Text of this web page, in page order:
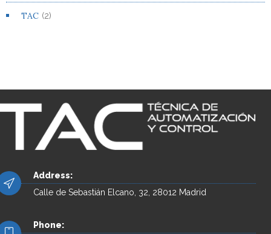
TAC (2)
Address:
Calle de Sebastián Elcano, 32, 28012 Madrid
Phone: